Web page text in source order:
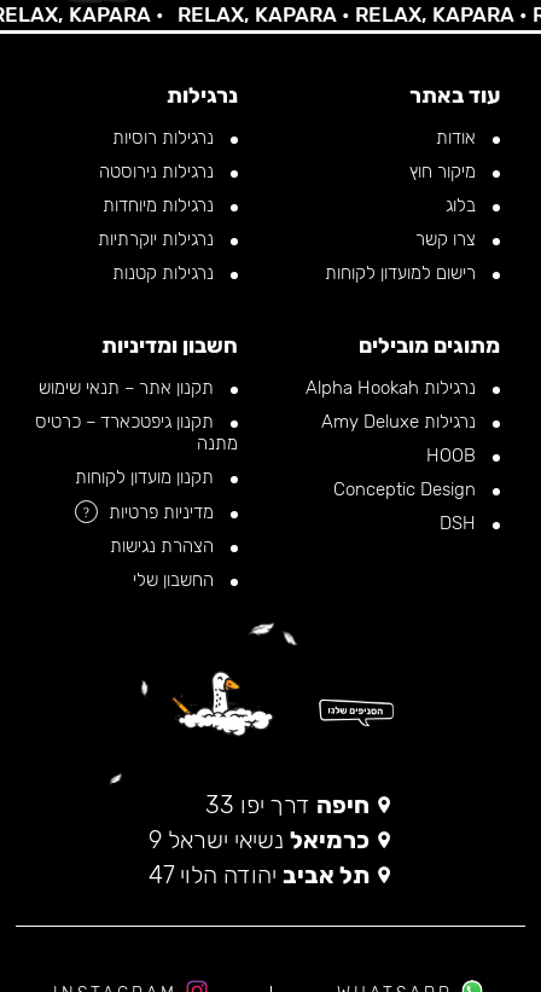
KAPARA • RELAX, KAPARA •RELAX, KAPARA •
עוד באתר
אודות
מיקור חוץ
בלוג
צרו קשר
רישום למועדון לקוחות
נרגילות
נרגילות רוסיות
נרגילות נירוסטה
נרגילות מיוחדות
נרגילות יוקרתיות
נרגילות קטנות
מתוגים מובילים
נרגילות Alpha Hookah
נרגילות Amy Deluxe
חשבון ומדיניות
תקנון אתר – תנאי שימוש
תקנון גיפטכארד – כרטיס
מתנה
תקנון מועדון לקוחות
מדיניות פרטיות
?
הצהרת נגישות
החשבון שלי
חיפה דרך יפו 33
כרמיאל נשיאי ישראל 9
תל אביב יהודה הלוי 47